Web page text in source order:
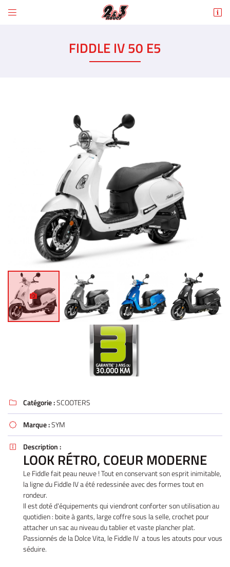
 
Adresse email de réception
En cochant cette case, vous consentez à recevoir nos propositions commerciales à
l'adresse email indiqué ci-dessus. Vous pouvez vous désinscrire à tout moment en
le formulaire de désinscription.
INSCRIPTION
FIDDLE IV 50 E5
 Catégorie :SCOOTERS
 Marque :SYM
 Description :
LOOK RÉTRO, COEUR MODERNE
Le Fiddle fait peau neuve ! Tout en conservant son esprit inimitable,
la ligne du Fiddle IV a été redessinée avec des formes tout en
rondeur.
Il est doté d'équipements qui viendront conforter son utilisation au
quotidien : boite à gants, large coffre sous la selle, crochet pour
attacher un sac au niveau du tablier et vaste plancher plat.
Passionnés de la Dolce Vita, le Fiddle IV a tous les atouts pour vous
séduire.